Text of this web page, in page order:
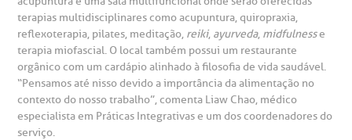
de Exames
(11)3505-1000
ouvidoria@bp.org.br
Rua Maestro Cardim, 769
CEP: 01323-001 | Bela Vista
São Paulo - SP
social da BP
corporativa
Telemedicina BP
de Visita
socorro
de cópia de prontuário médico
de Excelência em Ortopedia
especialidades
terapias multidisciplinares como acupuntura, quiropraxia,
reflexoterapia, pilates, meditação, reiki, ayurveda, midfulnesse
terapia miofascial. O local também possui um restaurante
orgânico com um cardápio alinhado à filosofia de vida saudável.
“Pensamos até nisso devido a importância da alimentação no
contexto do nosso trabalho”, comenta Liaw Chao, médico
especialista em Práticas Integrativas e um dos coordenadores do
serviço.